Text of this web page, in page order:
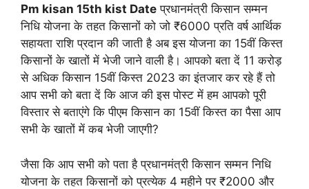
Pm kisan 15th kist Date प्रधानमंत्री किसान सम्मन
निधि योजना के तहत किसानों को जो ₹6000 प्रति वर्ष आर्थिक
सहायता राशि प्रदान की जाती है अब इस योजना का 15वीं किस्त
किसानों के खातों में भेजी जाने वाली है। आपको बता दें 11 करोड़
से अधिक किसान 15वीं किस्त 2023 का इंतजार कर रहे हैं तो
आप सभी को बता दें कि आज की इस पोस्ट में हम आपको पूरी
विस्तार से बताएंगे कि पीएम किसान का 15वीं किस्त का पैसा आप
सभी के खातों में कब भेजी जाएगी?
जैसा कि आप सभी को पता है प्रधानमंत्री किसान सम्मन निधि
योजना के तहत किसानों को प्रत्येक 4 महीने पर ₹2000 और